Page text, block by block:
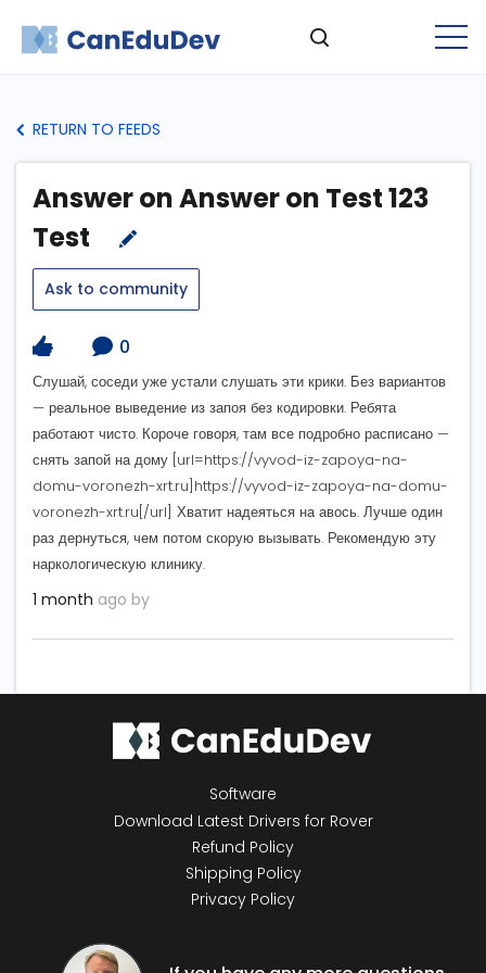
RETURN TO FEEDS
Answer on Answer on Test 123
Test
Ask to community
0
Слушай, соседи уже устали слушать эти крики. Без вариантов
— реальное выведение из запоя без кодировки. Ребята
работают чисто. Короче говоря, там все подробно расписано —
снять запой на дому [url=https://vyvod-iz-zapoya-na-
domu-voronezh-xrt.ru]https://vyvod-iz-zapoya-na-domu-
voronezh-xrt.ru[/url] Хватит надеяться на авось. Лучше один
раз дернуться, чем потом скорую вызывать. Рекомендую эту
наркологическую клинику.
1 month ago by
Software
Download Latest Drivers for Rover
Refund Policy
Shipping Policy
Privacy Policy